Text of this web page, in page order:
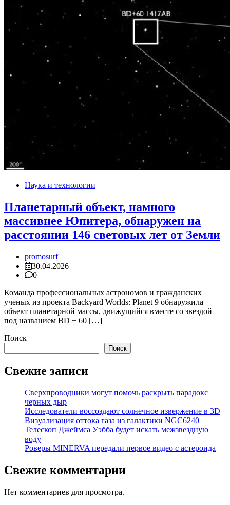
Наука и технологии
Планетарный объект, намного
массивнее Юпитера, обнаружен на
расстоянии 146 световых лет от Земли
promosurf
30.04.2026
0
Команда профессиональных астрономов и гражданских
ученых из проекта Backyard Worlds: Planet 9 обнаружила
объект планетарной массы, движущийся вместе со звездой
под названием BD + 60 […]
Поиск
Поиск
Свежие записи
Сверхпроводники могут помочь раскрыть парадокс
черных дыр
Исследователи воссоздают солнечное извержение в 3D
Визуализация оттока газа из галактики NGC6240
Телескоп Джеймса Уэбба будет искать межзвездную
воду
Роверы MINERVA передали первое видео с астероида
Свежие комментарии
Нет комментариев для просмотра.